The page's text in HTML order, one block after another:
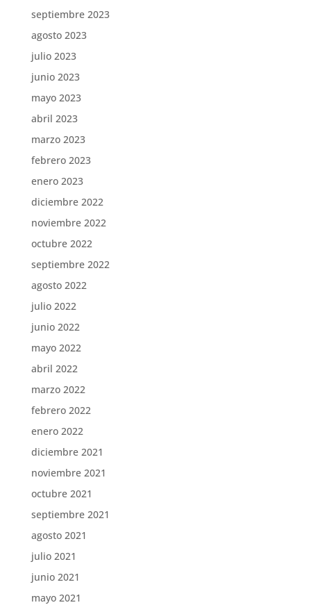
septiembre 2023
agosto 2023
julio 2023
junio 2023
mayo 2023
abril 2023
marzo 2023
febrero 2023
enero 2023
diciembre 2022
noviembre 2022
octubre 2022
septiembre 2022
agosto 2022
julio 2022
junio 2022
mayo 2022
abril 2022
marzo 2022
febrero 2022
enero 2022
diciembre 2021
noviembre 2021
octubre 2021
septiembre 2021
agosto 2021
julio 2021
junio 2021
mayo 2021